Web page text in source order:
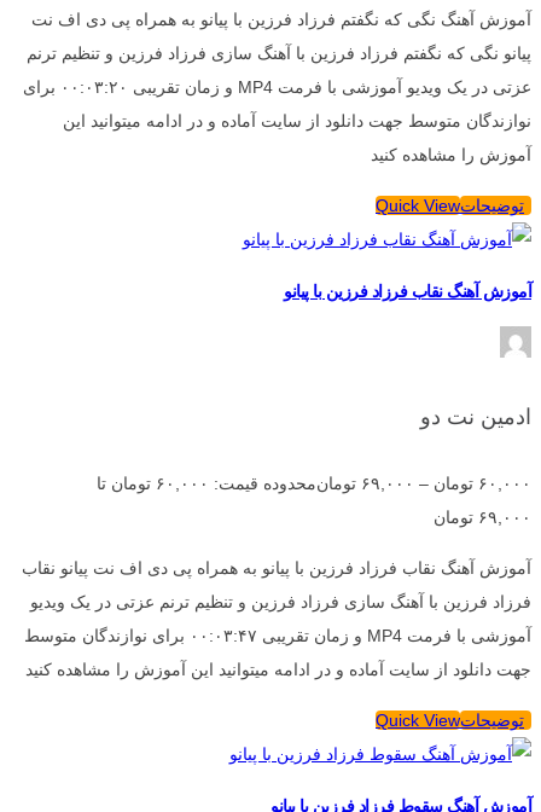
آموزش آهنگ نگی که نگفتم فرزاد فرزین با پیانو به همراه پی دی اف نت
پیانو نگی که نگفتم فرزاد فرزین با آهنگ سازی فرزاد فرزین و تنظیم ترنم
عزتی در یک ویدیو آموزشی با فرمت MP4 و زمان تقریبی ۰۰:۰۳:۲۰ برای
نوازندگان متوسط جهت دانلود از سایت آماده و در ادامه میتوانید این
آموزش را مشاهده کنید
توضیحاتQuick View
آموزش آهنگ نقاب فرزاد فرزین با پیانو
ادمین نت دو
۶۰,۰۰۰ تومان – ۶۹,۰۰۰ تومان
محدوده قیمت: ۶۰,۰۰۰ تومان تا
۶۹,۰۰۰ تومان
آموزش آهنگ نقاب فرزاد فرزین با پیانو به همراه پی دی اف نت پیانو نقاب
فرزاد فرزین با آهنگ سازی فرزاد فرزین و تنظیم ترنم عزتی در یک ویدیو
آموزشی با فرمت MP4 و زمان تقریبی ۰۰:۰۳:۴۷ برای نوازندگان متوسط
جهت دانلود از سایت آماده و در ادامه میتوانید این آموزش را مشاهده کنید
توضیحاتQuick View
آموزش آهنگ سقوط فرزاد فرزین با پیانو